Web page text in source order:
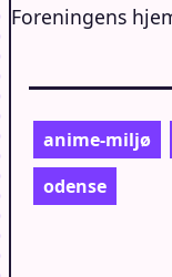
Foreningens
anime-miljø
odense